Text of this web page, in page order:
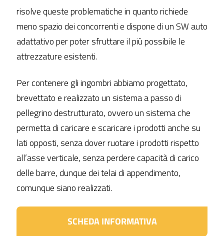
risolve queste problematiche in quanto richiede
meno spazio dei concorrenti e dispone di un SW auto
adattativo per poter sfruttare il più possibile le
attrezzature esistenti.
Per contenere gli ingombri abbiamo progettato,
brevettato e realizzato un sistema a passo di
pellegrino destrutturato, ovvero un sistema che
permetta di caricare e scaricare i prodotti anche su
lati opposti, senza dover ruotare i prodotti rispetto
all’asse verticale, senza perdere capacità di carico
delle barre, dunque dei telai di appendimento,
comunque siano realizzati.
SCHEDA INFORMATIVA